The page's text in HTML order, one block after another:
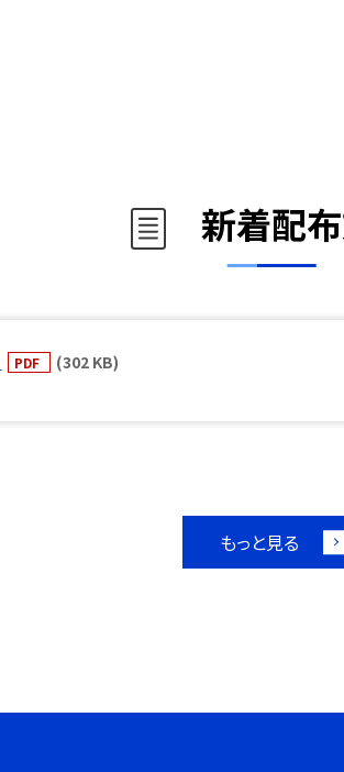
新着配
PDF (302 KB)
もっと見る